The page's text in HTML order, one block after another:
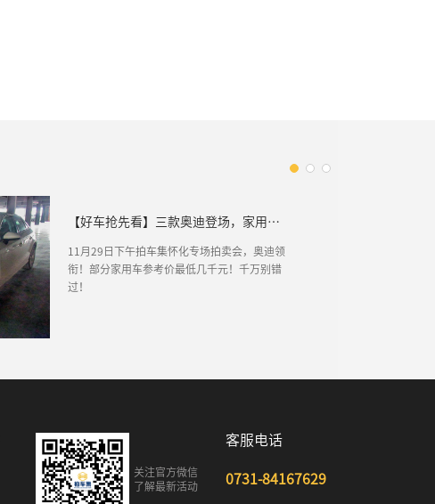
【好车抢先看】三款奥迪登场，家用小车齐聚
11月29日下午拍车集怀化专场拍卖会，奥迪领
衔！部分家用车参考价最低几千元！千万别错
过！
关注官方微信
了解最新活动
客服电话
0731-84167629